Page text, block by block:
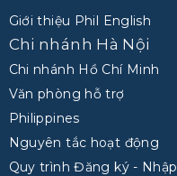
Giới thiệu Phil English
Chi nhánh Hà Nội
Chi nhánh Hồ Chí Minh
Văn phòng hỗ trợ
Philippines
Nguyên tắc hoạt động
Quy trình Đăng ký - Nhập